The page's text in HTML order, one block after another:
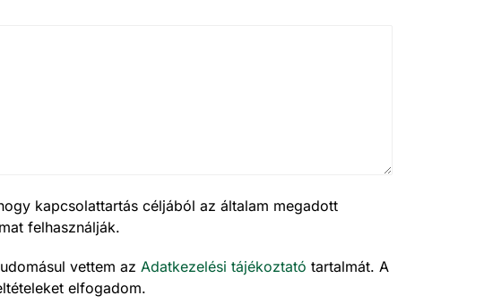
kapcsolattartás céljából az általam megadott
felhasználják.
vettem az Adatkezelési tájékoztató tartalmát. A
elfogadom.